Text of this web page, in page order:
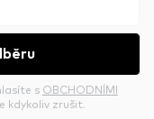
s OBCHODNÍMI
kdykoliv zrušit.